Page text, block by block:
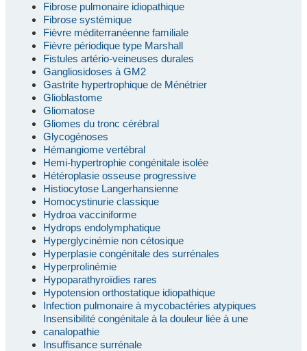
Fibrose pulmonaire idiopathique
Fibrose systémique
Fièvre méditerranéenne familiale
Fièvre périodique type Marshall
Fistules artério-veineuses durales
Gangliosidoses à GM2
Gastrite hypertrophique de Ménétrier
Glioblastome
Gliomatose
Gliomes du tronc cérébral
Glycogénoses
Hémangiome vertébral
Hemi-hypertrophie congénitale isolée
Hétéroplasie osseuse progressive
Histiocytose Langerhansienne
Homocystinurie classique
Hydroa vacciniforme
Hydrops endolymphatique
Hyperglycinémie non cétosique
Hyperplasie congénitale des surrénales
Hyperprolinémie
Hypoparathyroïdies rares
Hypotension orthostatique idiopathique
Infection pulmonaire à mycobactéries atypiques
Insensibilité congénitale à la douleur liée à une
canalopathie
Insuffisance surrénale